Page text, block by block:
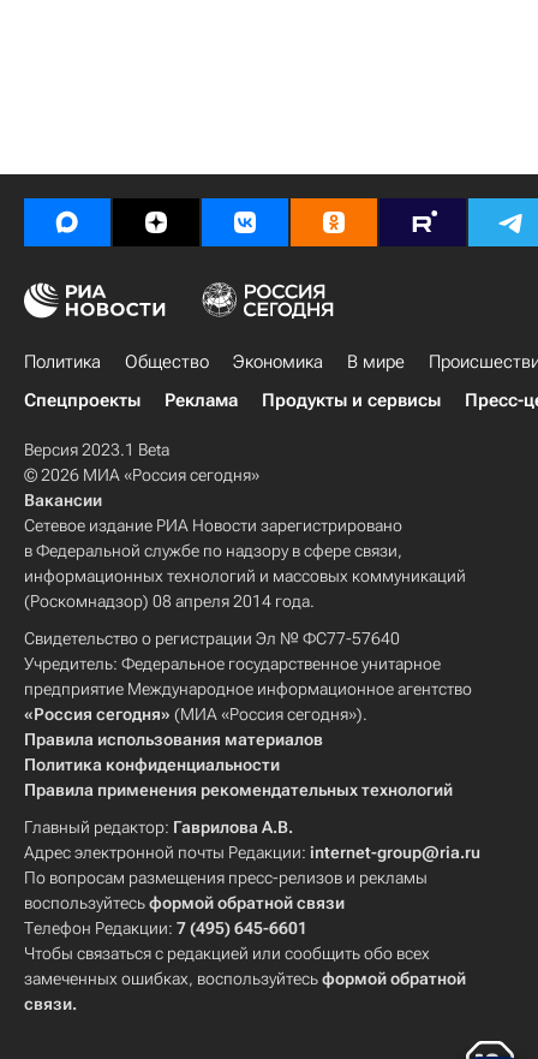
Политика Общество Экономика В мире
Спецпроекты
Реклама Продукты и сервисы Пресс-
Версия 2023.1 Beta
© 2026 МИА «Россия сегодня»
Вакансии
Сетевое издание РИА Новости зарегистрировано
в Федеральной службе по надзору в сфере связи,
информационных технологий и массовых коммуникаций
(Роскомнадзор) 08 апреля 2014 года.
Свидетельство о регистрации Эл № ФС77-57640
Учредитель: Федеральное государственное унитарное
предприятие Международное информационное агентство
«Россия сегодня» (МИА «Россия сегодня»).
Правила использования материалов
Политика конфиденциальности
Правила применения рекомендательных технологий
Главный редактор: Гаврилова А.В.
Адрес электронной почты Редакции: internet-group@ria.ru
По вопросам размещения пресс-релизов и рекламы
воспользуйтесьформой обратной связи
Телефон Редакции: 7 (495) 645-6601
Чтобы связаться с редакцией или сообщить обо всех
замеченных ошибках, воспользуйтесьформой обратной
связи.